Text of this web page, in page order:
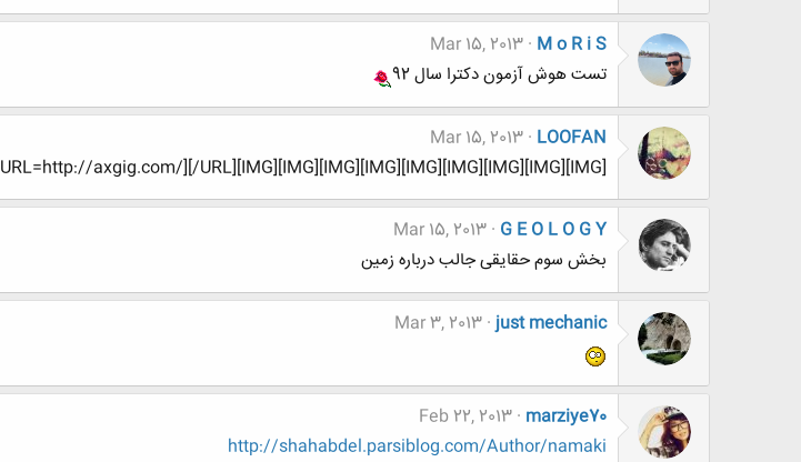
M o R i S
Mar 15, 2013
تست هوش آزمون دکترا سال 92
LOOFAN
Mar 15, 2013
URL=http://axgig.com/][/URL][IMG][IMG][IMG][IMG][IMG][IMG][IMG][IMG][IMG]
G E O L O G Y
Mar 15, 2013
بخش سوم حقایقی جالب درباره زمین
just mechanic
Mar 3, 2013
marziye70
Feb 22, 2013
http://shahabdel.parsiblog.com/Author/namaki